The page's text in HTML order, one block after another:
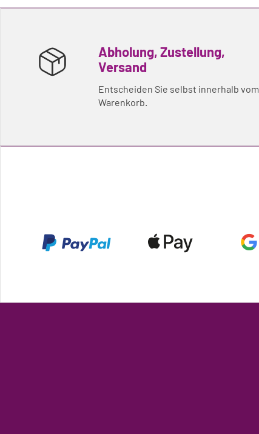
Abholung, Zustellung,
Versand
Entscheiden Sie selbst innerhalb vom
Warenkorb.